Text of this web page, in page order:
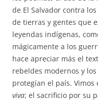
de El Salvador contra
de tierras y gentes que
leyendas indígenas,
mágicamente a los
hace apreciar más el
rebeldes modernos y
protegían el país. Vimos
viva; el sacrificio por su